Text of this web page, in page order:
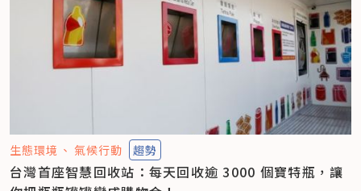
生態環境 氣候行動 趨勢
台灣首座智慧回收站：每天回收逾 3000 個寶特瓶，讓